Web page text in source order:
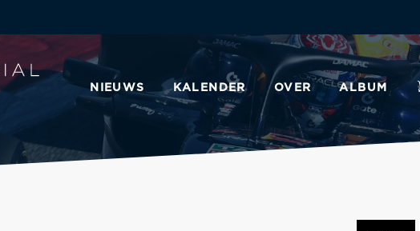
NIEUWS KALENDER OVER ALBUM